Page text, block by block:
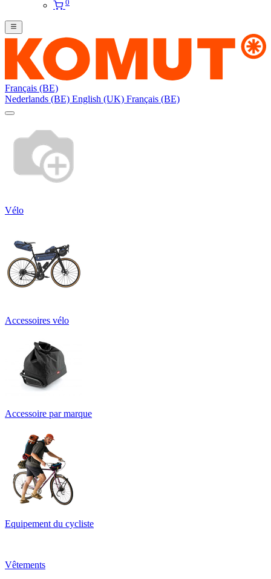
0
Français (BE)
Nederlands (BE) English (UK) Français (BE)
Vélo
Accessoires vélo
Accessoire par marque
Equipement du cycliste
Vêtements